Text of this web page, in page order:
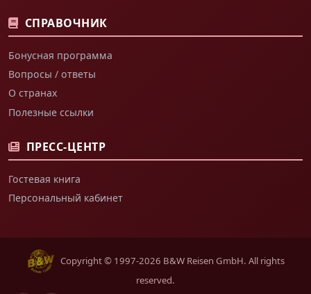
СПРАВОЧНИК
Бонусная программа
Вопросы / ответы
О странах
Полезные ссылки
ПРЕСС-ЦЕНТР
Гостевая книга
Персональный кабинет
Copyright © 1997-2026 B&W Reisen GmbH. All rights
reserved.